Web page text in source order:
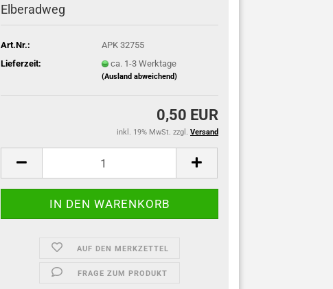
Elberadweg
Art.Nr.:
APK 32755
Lieferzeit:
ca. 1-3 Werktage
(Ausland abweichend)
0,50 EUR
inkl. 19% MwSt. zzgl. Versand
AUF DEN MERKZETTEL
FRAGE ZUM PRODUKT